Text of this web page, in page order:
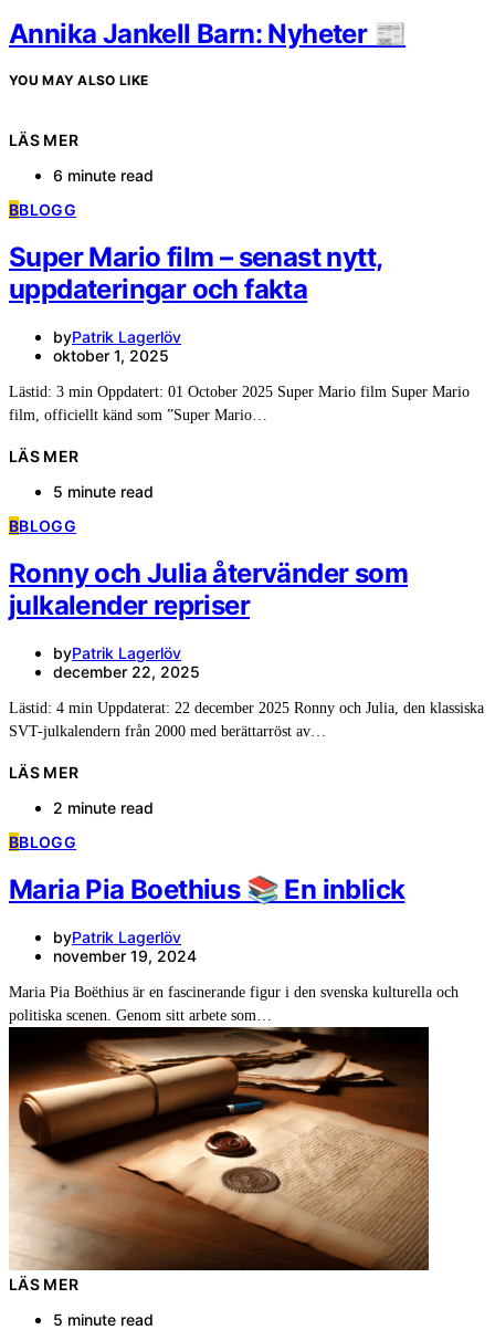
Annika Jankell Barn: Nyheter 📰
YOU MAY ALSO LIKE
LÄS MER
6 minute read
BBLOGG
Super Mario film – senast nytt,
uppdateringar och fakta
byPatrik Lagerlöv
oktober 1, 2025
Lästid: 3 min Oppdatert: 01 October 2025 Super Mario film Super Mario
film, officiellt känd som ”Super Mario…
LÄS MER
5 minute read
BBLOGG
Ronny och Julia återvänder som
julkalender repriser
byPatrik Lagerlöv
december 22, 2025
Lästid: 4 min Uppdaterat: 22 december 2025 Ronny och Julia, den klassiska
SVT-julkalendern från 2000 med berättarröst av…
LÄS MER
2 minute read
BBLOGG
Maria Pia Boethius 📚 En inblick
byPatrik Lagerlöv
november 19, 2024
Maria Pia Boëthius är en fascinerande figur i den svenska kulturella och
politiska scenen. Genom sitt arbete som…
LÄS MER
5 minute read